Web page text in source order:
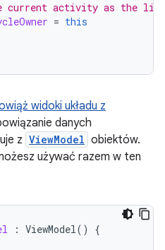
current activity as the
= this
widoki układu z
danych
z ViewModel obiektów.
używać razem w ten
: ViewModel() {